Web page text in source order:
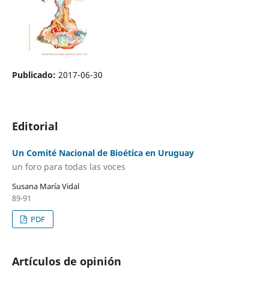
Publicado: 2017-06-30
Editorial
Un Comité Nacional de Bioética en Uruguay
un foro para todas las voces
Susana María Vidal
89-91
PDF
Artículos de opinión